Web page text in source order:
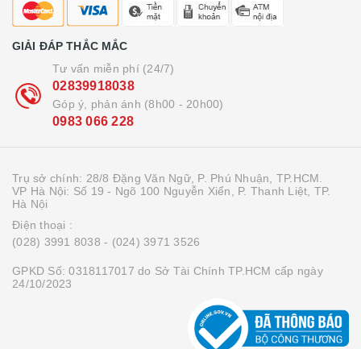
GIẢI ĐÁP THẮC MẮC
Tư vấn miễn phí (24/7)
02839918038
Góp ý, phản ánh (8h00 - 20h00)
0983 066 228
Trụ sở chính: 28/8 Đặng Văn Ngữ, P. Phú Nhuận, TP.HCM.
VP Hà Nội: Số 19 - Ngõ 100 Nguyễn Xiển, P. Thanh Liệt, TP.
Hà Nội
Điện thoại :
(028) 3991 8038 - (024) 3971 3526
GPKD Số: 0318117017 do Sở Tài Chính TP.HCM cấp ngày
24/10/2023